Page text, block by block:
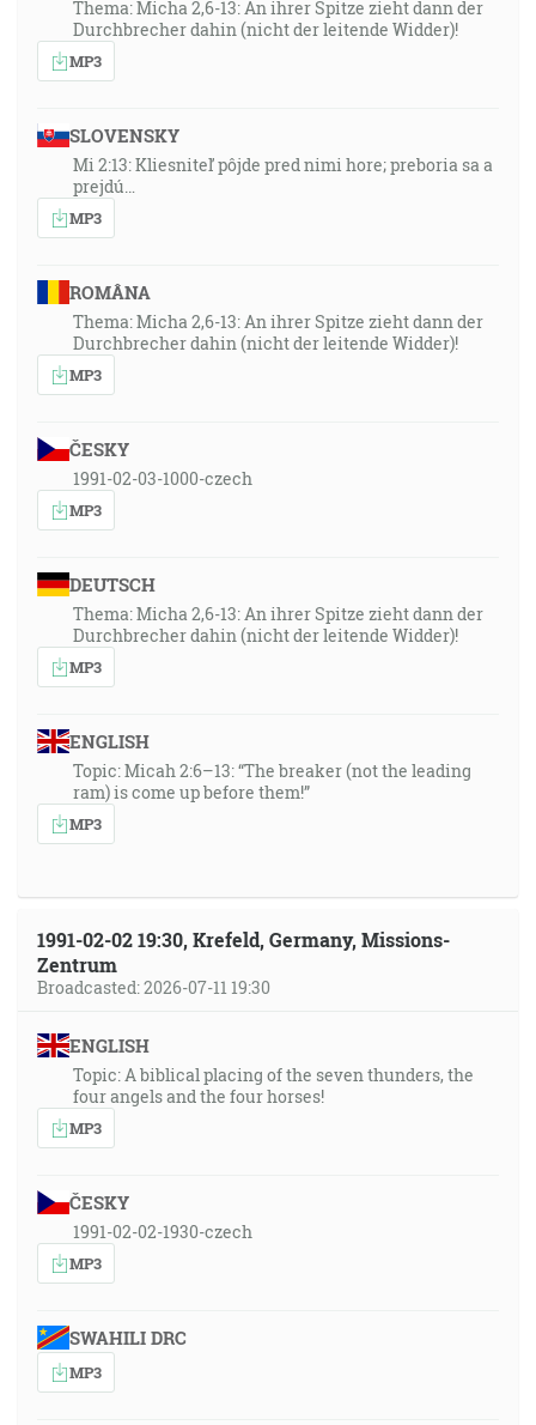
Thema: Micha 2,6-13: An ihrer Spitze zieht dann der
Durchbrecher dahin (nicht der leitende Widder)!
MP3
SLOVENSKY
Mi 2:13: Kliesniteľ pôjde pred nimi hore; preboria sa a
prejdú…
MP3
ROMÂNA
Thema: Micha 2,6-13: An ihrer Spitze zieht dann der
Durchbrecher dahin (nicht der leitende Widder)!
MP3
ČESKY
1991-02-03-1000-czech
MP3
DEUTSCH
Thema: Micha 2,6-13: An ihrer Spitze zieht dann der
Durchbrecher dahin (nicht der leitende Widder)!
MP3
ENGLISH
Topic: Micah 2:6–13: “The breaker (not the leading
ram) is come up before them!”
MP3
1991-02-02 19:30, Krefeld, Germany, Missions-
Zentrum
Broadcasted: 2026-07-11 19:30
ENGLISH
Topic: A biblical placing of the seven thunders, the
four angels and the four horses!
MP3
ČESKY
1991-02-02-1930-czech
MP3
SWAHILI DRC
MP3